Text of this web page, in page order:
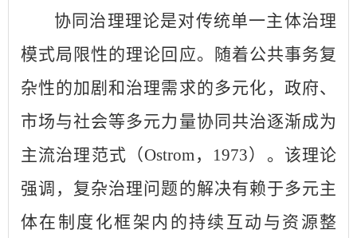
协同治理理论是对传统单一主体治理
模式局限性的理论回应。随着公共事务复
杂性的加剧和治理需求的多元化，政府、
市场与社会等多元力量协同共治逐渐成为
主流治理范式（Ostrom，1973）。该理论
强调，复杂治理问题的解决有赖于多元主
体在制度化框架内的持续互动与资源整